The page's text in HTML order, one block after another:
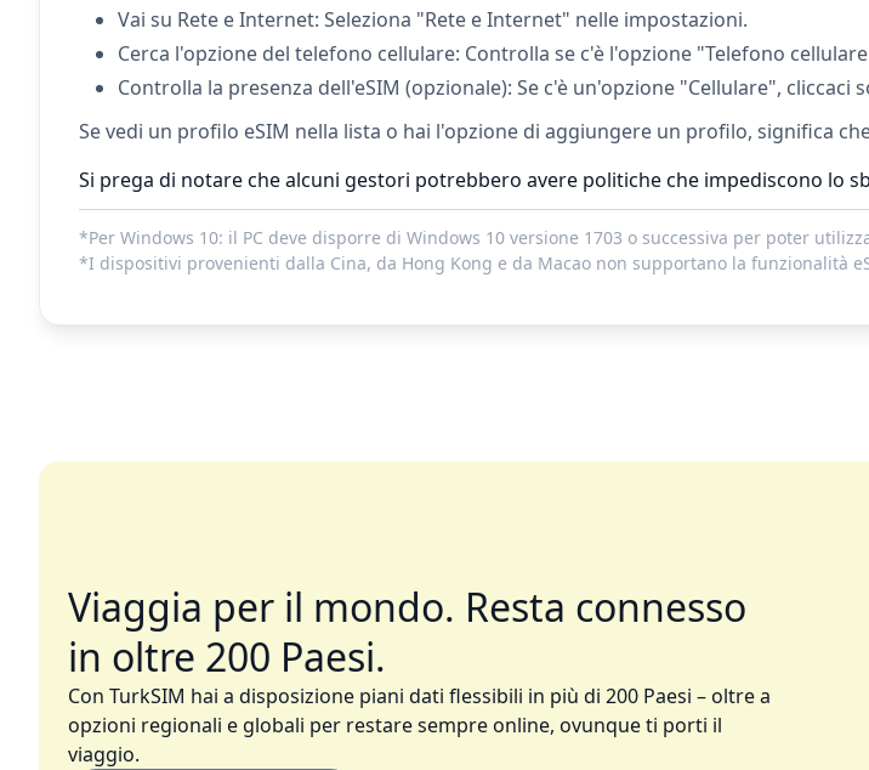
Vai su Rete e Internet: Seleziona "Rete e Internet" nelle impostazioni.
Cerca l'opzione del telefono cellulare: Controlla se c'è l'opzione "Telefono
Controlla la presenza dell'eSIM (opzionale): Se c'è un'opzione "Cellulare", cliccaci
Se vedi un profilo eSIM nella lista o hai l'opzione di aggiungere un profilo, significa
Si prega di notare che alcuni gestori potrebbero avere politiche che impediscono lo
*Per Windows 10: il PC deve disporre di Windows 10 versione 1703 o successiva per poter
*I dispositivi provenienti dalla Cina, da Hong Kong e da Macao non supportano la funzionalità
Viaggia per il mondo. Resta connesso
in oltre 200 Paesi.
Con TurkSIM hai a disposizione piani dati flessibili in più di 200 Paesi – oltre a
opzioni regionali e globali per restare sempre online, ovunque ti porti il
viaggio.